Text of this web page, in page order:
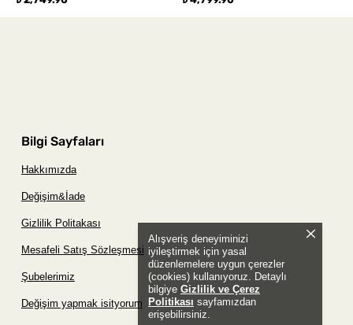
Alışveriş deneyiminizi
iyileştirmek için yasal
düzenlemelere uygun çerezler
(cookies) kullanıyoruz. Detaylı
bilgiye Gizlilik ve Çerez
Politikası sayfamızdan
erişebilirsiniz.
Bilgi Sayfaları
Hakkımızda
Değişim&İade
Gizlilik Politakası
Mesafeli Satış Sözleşmesi
Şubelerimiz
Değişim yapmak isityorum